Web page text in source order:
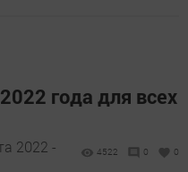
года для всех
2022 -
4522 0 0